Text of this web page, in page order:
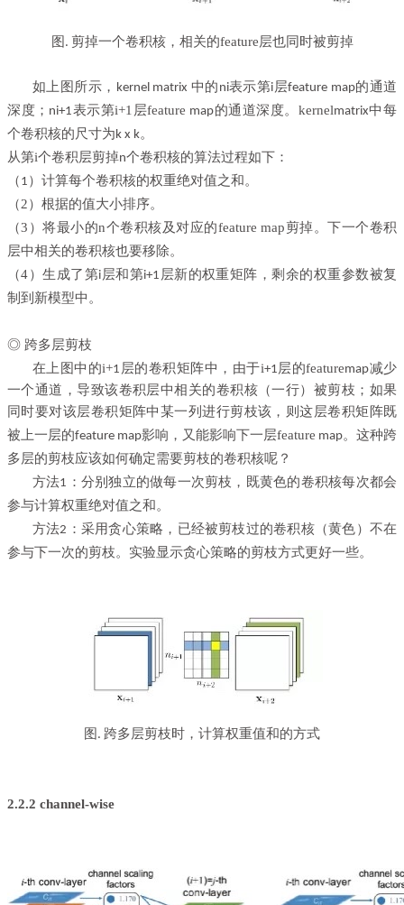
图. 剪掉一个卷积核，相关的feature层也同时被剪掉
如上图所示， kernel matrix 中的 ni表示第i层feature map的通道
深度；ni+1表示第i+1层feature map的通道深度。kernelmatrix中每
个卷积核的尺寸为k x k。
从第i个卷积层剪掉n个卷积核的算法过程如下：
（ 1 ）计算每个卷积核的权重绝对值之和。
（2）根据的值大小排序。
（3）将最小的n个卷积核及对应的feature map剪掉。下一个卷积
层中相关的卷积核也要移除。
（4）生成了第i 层和第i+1 层新的权重矩阵，剩余的权重参数被复
制到新模型中。
◎ 跨多层剪枝
在上图中的i+1 层的卷积矩阵中，由于i+1 层的featuremap减少
一个通道，导致该卷积层中相关的卷积核（一行）被剪枝；如果
同时要对该层卷积矩阵中某一列进行剪枝该，则这层卷积矩阵既
被上一层的feature map影响，又能影响下一层feature map。这种跨
多层的剪枝应该如何确定需要剪枝的卷积核呢？
方法1 ：分别独立的做每一次剪枝，既黄色的卷积核每次都会
参与计算权重绝对值之和。
方法2 ：采用贪心策略，已经被剪枝过的卷积核（黄色）不在
参与下一次的剪枝。实验显示贪心策略的剪枝方式更好一些。
图. 跨多层剪枝时，计算权重值和的方式
2.2.2 channel-wise